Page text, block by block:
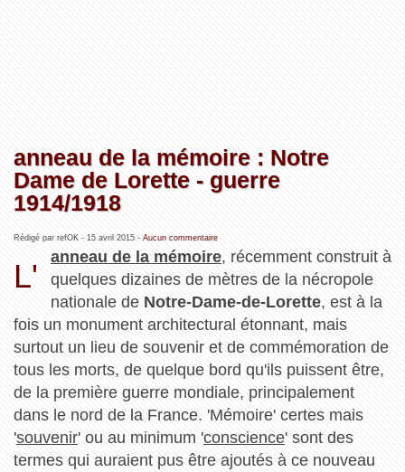
anneau de la mémoire : Notre
Dame de Lorette - guerre
1914/1918
Rédigé par refOK - 15 avril 2015- Aucun commentaire
L'
anneau de la mémoire, récemment construit à
quelques dizaines de mètres de la nécropole
nationale de Notre-Dame-de-Lorette, est à la
fois un monument architectural étonnant, mais
surtout un lieu de souvenir et de commémoration de
tous les morts, de quelque bord qu'ils puissent être,
de la première guerre mondiale, principalement
dans le nord de la France. 'Mémoire' certes mais
'souvenir' ou au minimum 'conscience' sont des
termes qui auraient pus être ajoutés à ce nouveau